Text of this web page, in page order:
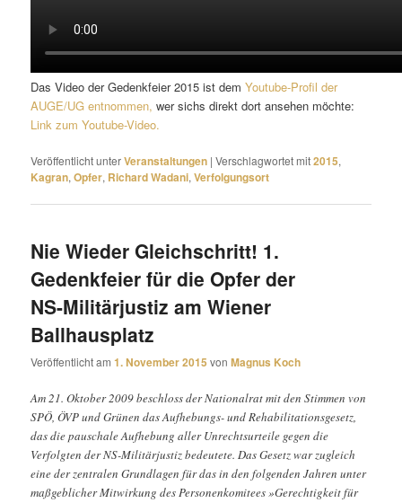
Das Video der Gedenkfeier 2015 ist demYoutube-Profil der
AUGE/UG entnommen,wer sichs direkt dort ansehen möchte:
Link zum Youtube-Video.
Veröffentlicht unterVeranstaltungen |Verschlagwortet mit2015,
Kagran,Opfer, Richard Wadani,Verfolgungsort
Nie Wieder Gleichschritt! 1.
Gedenkfeier für die Opfer der
NS-Militärjustiz am Wiener
Ballhausplatz
Veröffentlicht am1. November 2015 vonMagnus Koch
Am 21. Oktober 2009 beschloss der Nationalrat mit den Stimmen von
SPÖ, ÖVP und Grünen das Aufhebungs- und Rehabilitationsgesetz,
das die pauschale Aufhebung aller Unrechtsurteile gegen die
Verfolgten der NS-Militärjustiz bedeutete. Das Gesetz war zugleich
eine der zentralen Grundlagen für das in den folgenden Jahren unter
maßgeblicher Mitwirkung des Personenkomitees »Gerechtigkeit für